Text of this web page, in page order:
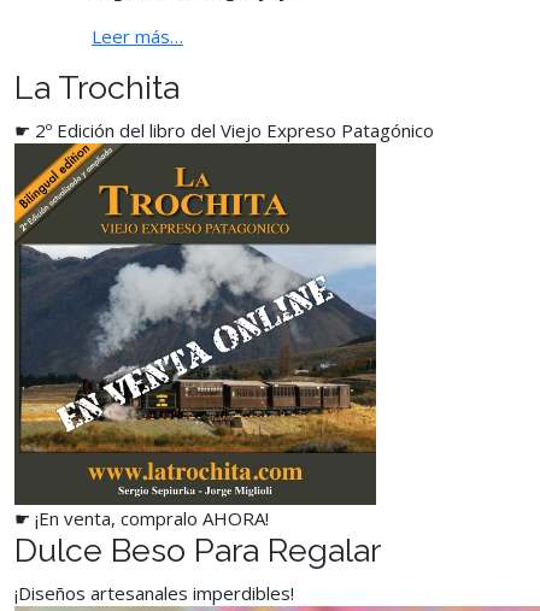
Leer más…
La Trochita
☛ 2º Edición del libro del Viejo Expreso Patagónico
☛ ¡En venta, compralo AHORA!
Dulce Beso Para Regalar
¡Diseños artesanales imperdibles!